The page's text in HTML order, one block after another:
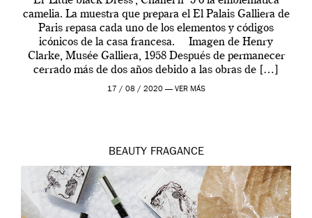
camelia. La muestra que prepara el El Palais Galliera de
Paris repasa cada uno de los elementos y códigos
icónicos de la casa francesa. Imagen de Henry
Clarke, Musée Galliera, 1958 Después de permanecer
cerrado más de dos años debido a las obras de […]
17 / 08 / 2020 — VER MÁS
BEAUTY FRAGANCE